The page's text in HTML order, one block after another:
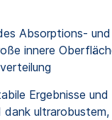
Absorptions-
innere
Ergebnisse und
dank ultrarobustem,